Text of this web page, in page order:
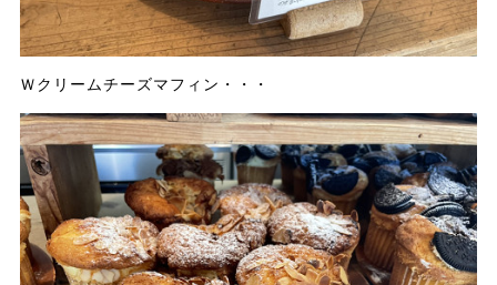
Ｗクリームチーズマフィン・・・